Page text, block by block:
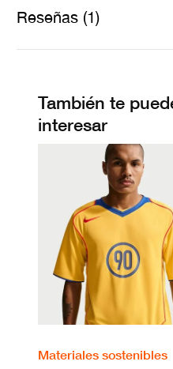
Reseñas (1)
También te
interesar
Materiales sostenibles